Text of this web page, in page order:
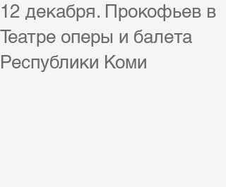
12 декабря. Прокофьев в
Театре оперы и балета
Республики Коми